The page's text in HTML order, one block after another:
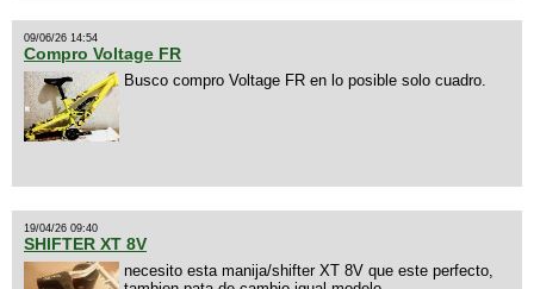
09/06/26 14:54
Compro Voltage FR
Busco compro Voltage FR en lo posible solo cuadro.
19/04/26 09:40
SHIFTER XT 8V
necesito esta manija/shifter XT 8V que este perfecto,